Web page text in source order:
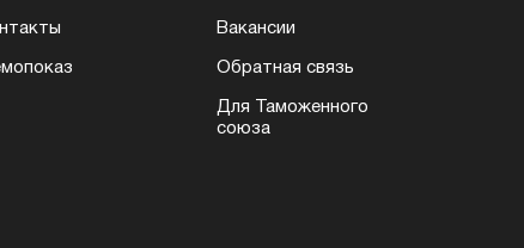
Вакансии
Обратная связь
Для Таможенного
союза